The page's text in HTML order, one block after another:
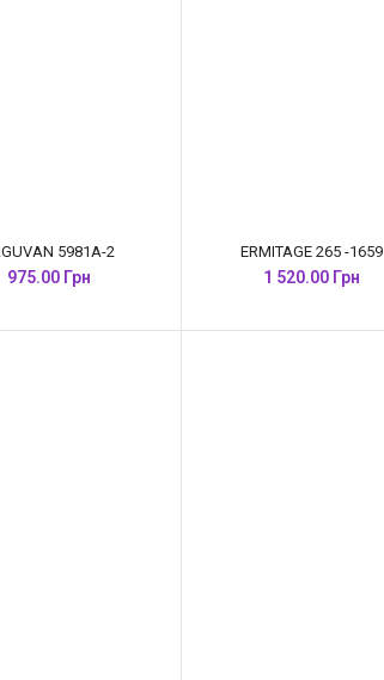
5981A-2
975.00 Грн
ERMITAGE 265 -1659
1 520.00 Грн